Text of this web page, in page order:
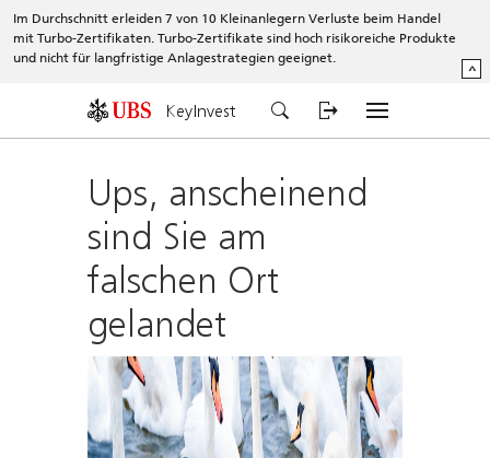
Im Durchschnitt erleiden 7 von 10 Kleinanlegern Verluste beim Handel
mit Turbo-Zertifikaten. Turbo-Zertifikate sind hoch risikoreiche Produkte
und nicht für langfristige Anlagestrategien geeignet.
^
KeyInvest
Ups, anscheinend
sind Sie am
falschen Ort
gelandet